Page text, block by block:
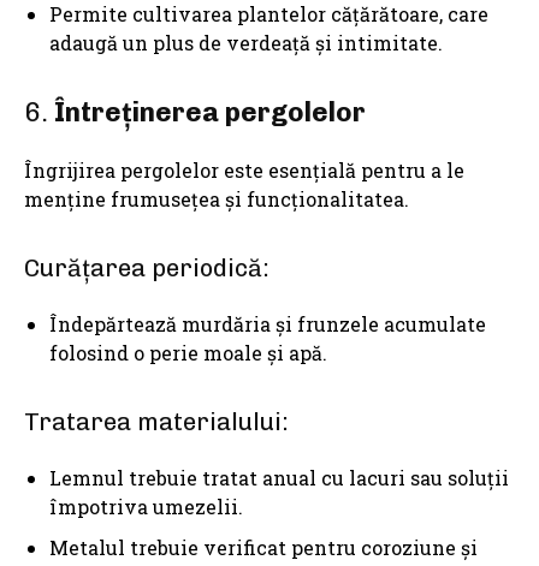
Permite cultivarea plantelor cățărătoare, care
adaugă un plus de verdeață și intimitate.
6. Întreținerea pergolelor
Îngrijirea pergolelor este esențială pentru a le
menține frumusețea și funcționalitatea.
Curățarea periodică:
Îndepărtează murdăria și frunzele acumulate
folosind o perie moale și apă.
Tratarea materialului:
Lemnul trebuie tratat anual cu lacuri sau soluții
împotriva umezelii.
Metalul trebuie verificat pentru coroziune și